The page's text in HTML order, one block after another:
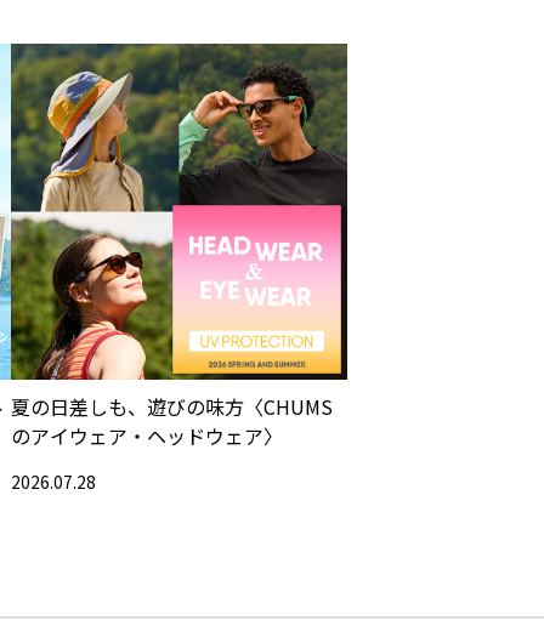
夏の日差しも、遊びの味方〈CHUMS
のアイウェア・ヘッドウェア〉
2026.07.28